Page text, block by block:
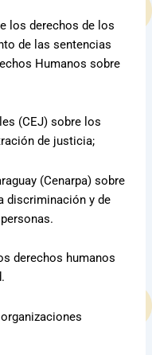
los derechos de los
de las sentencias
Humanos sobre
(CEJ) sobre los
de justicia;
(Cenarpa) sobre
discriminación y de
derechos humanos